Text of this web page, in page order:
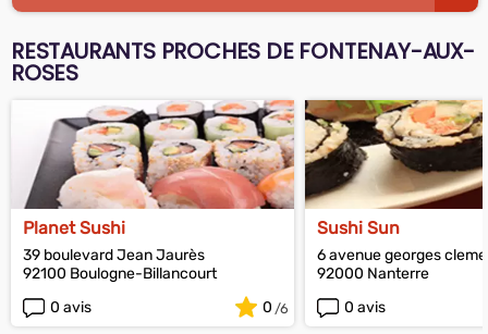
RESTAURANTS PROCHES DE FONTENAY-AUX-
ROSES
Planet Sushi
39 boulevard Jean Jaurès
92100 Boulogne-Billancourt
0 avis
0
Sushi Sun
6 avenue georges
92000 Nanterre
0 avis